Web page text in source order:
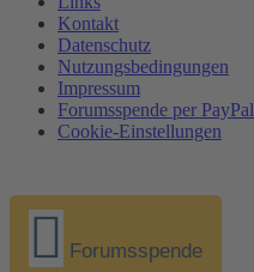
Kontakt
Datenschutz
Nutzungsbedingungen
Impressum
Forumsspende per PayPal
Cookie-Einstellungen
Forumsspende